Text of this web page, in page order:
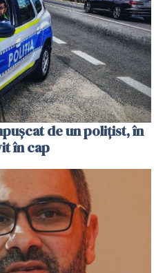
de un polițist, în
în cap